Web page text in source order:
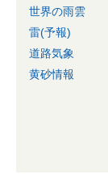
世界の雨雲
雷(予報)
道路気象
黄砂情報